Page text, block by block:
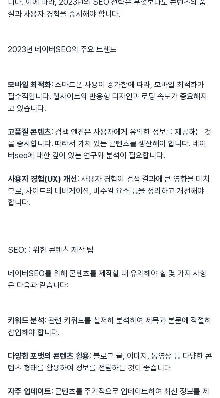
니다. 이에 따라, 2023년의 SEO 전략은 무엇보다도 콘텐츠의 품
질과 사용자 경험을 중시해야 합니다.
2023년 네이버SEO의 주요 트렌드
모바일 최적화: 스마트폰 사용이 증가함에 따라, 모바일 최적화가
필수적입니다. 웹사이트의 반응형 디자인과 로딩 속도가 중요해지
고 있습니다.
고품질 콘텐츠: 검색 엔진은 사용자에게 유익한 정보를 제공하는 것
을 중시합니다. 따라서 가치 있는 콘텐츠를 생산해야 합니다. 네이
버seo에 대한 깊이 있는 연구와 분석이 필요합니다.
사용자 경험(UX) 개선: 사용자 경험이 검색 결과에 큰 영향을 미치
므로, 사이트의 네비게이션, 비주얼 요소 등을 정리하고 개선해야
합니다.
SEO를 위한 콘텐츠 제작 팁
네이버SEO를 위해 콘텐츠를 제작할 때 유의해야 할 몇 가지 사항
은 다음과 같습니다:
키워드 분석: 관련 키워드를 철저히 분석하여 제목과 본문에 적절히
삽입해야 합니다.
다양한 포맷의 콘텐츠 활용: 블로그 글, 이미지, 동영상 등 다양한 콘
텐츠 형태를 활용하여 정보를 전달하는 것이 좋습니다.
자주 업데이트: 콘텐츠를 주기적으로 업데이트하여 최신 정보를 제